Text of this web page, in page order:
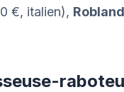
€, italien),